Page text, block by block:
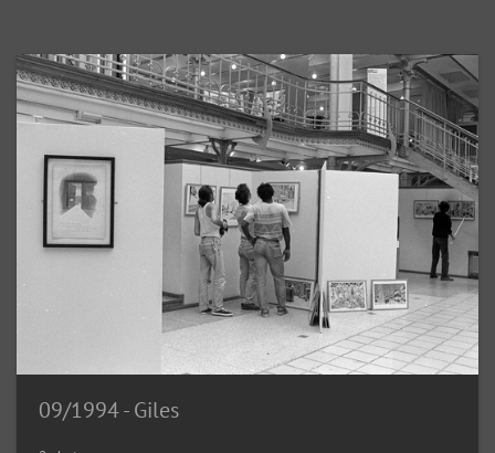
09/1994 - Giles